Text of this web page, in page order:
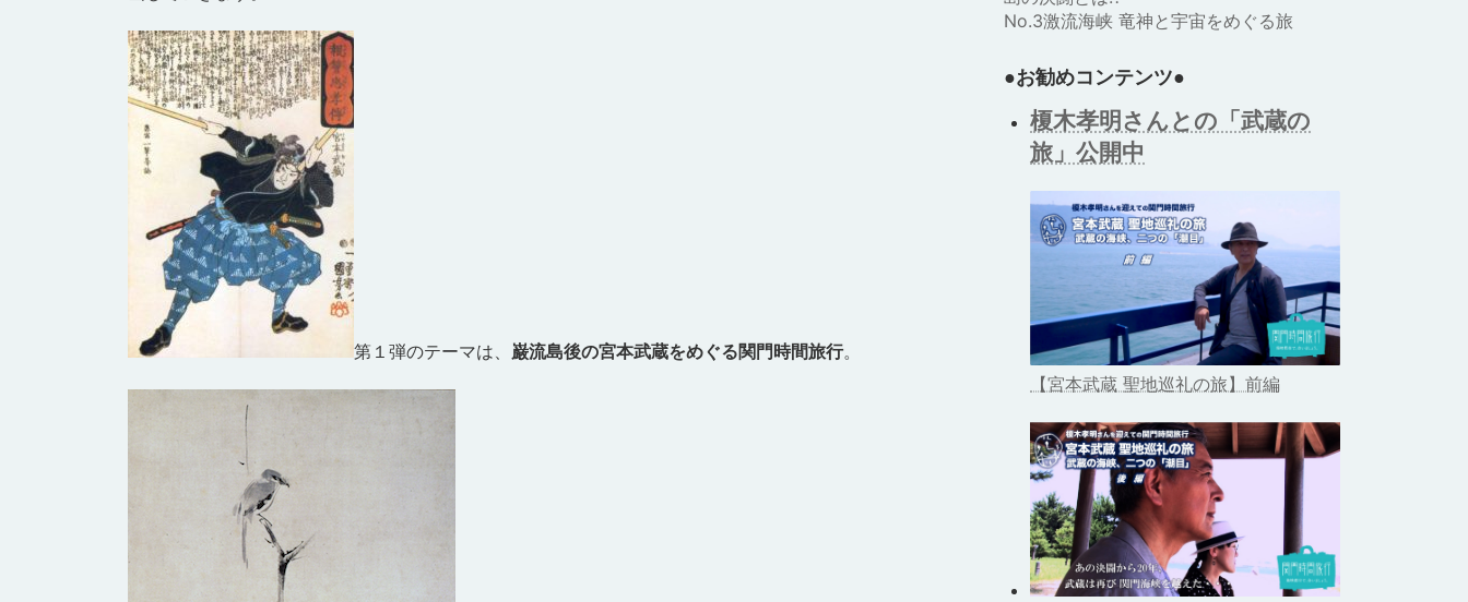
第１弾のテーマは、 巌流島後の宮本武蔵をめぐる関門時間旅行。
No.3激流海峡 竜神と宇宙をめぐる旅
●お勧めコンテンツ●
榎木孝明さんとの「武蔵の
旅」公開中
【宮本武蔵 聖地巡礼の旅】前編